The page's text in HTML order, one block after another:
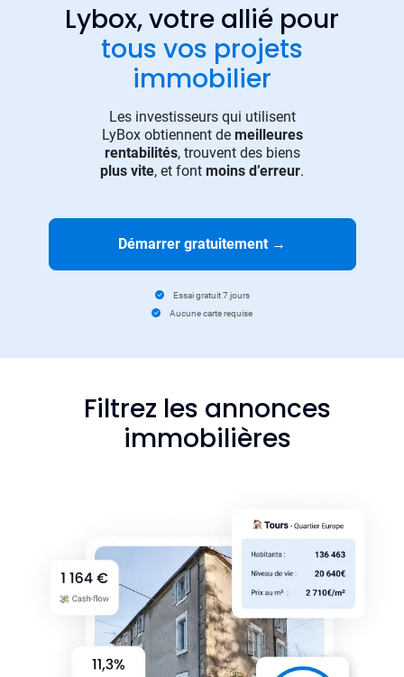
Lybox, votre allié pour
tous vos projets
immobilier
Les investisseurs qui utilisent
LyBox obtiennent de meilleures
rentabilités, trouvent des biens
plus vite, et font moins d’erreur.
Démarrer gratuitement →
Essai gratuit 7 jours
Aucune carte requise
Filtrez les annonces
immobilières